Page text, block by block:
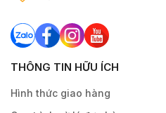
THÔNG TIN HỮU ÍCH
Hình thức giao hàng